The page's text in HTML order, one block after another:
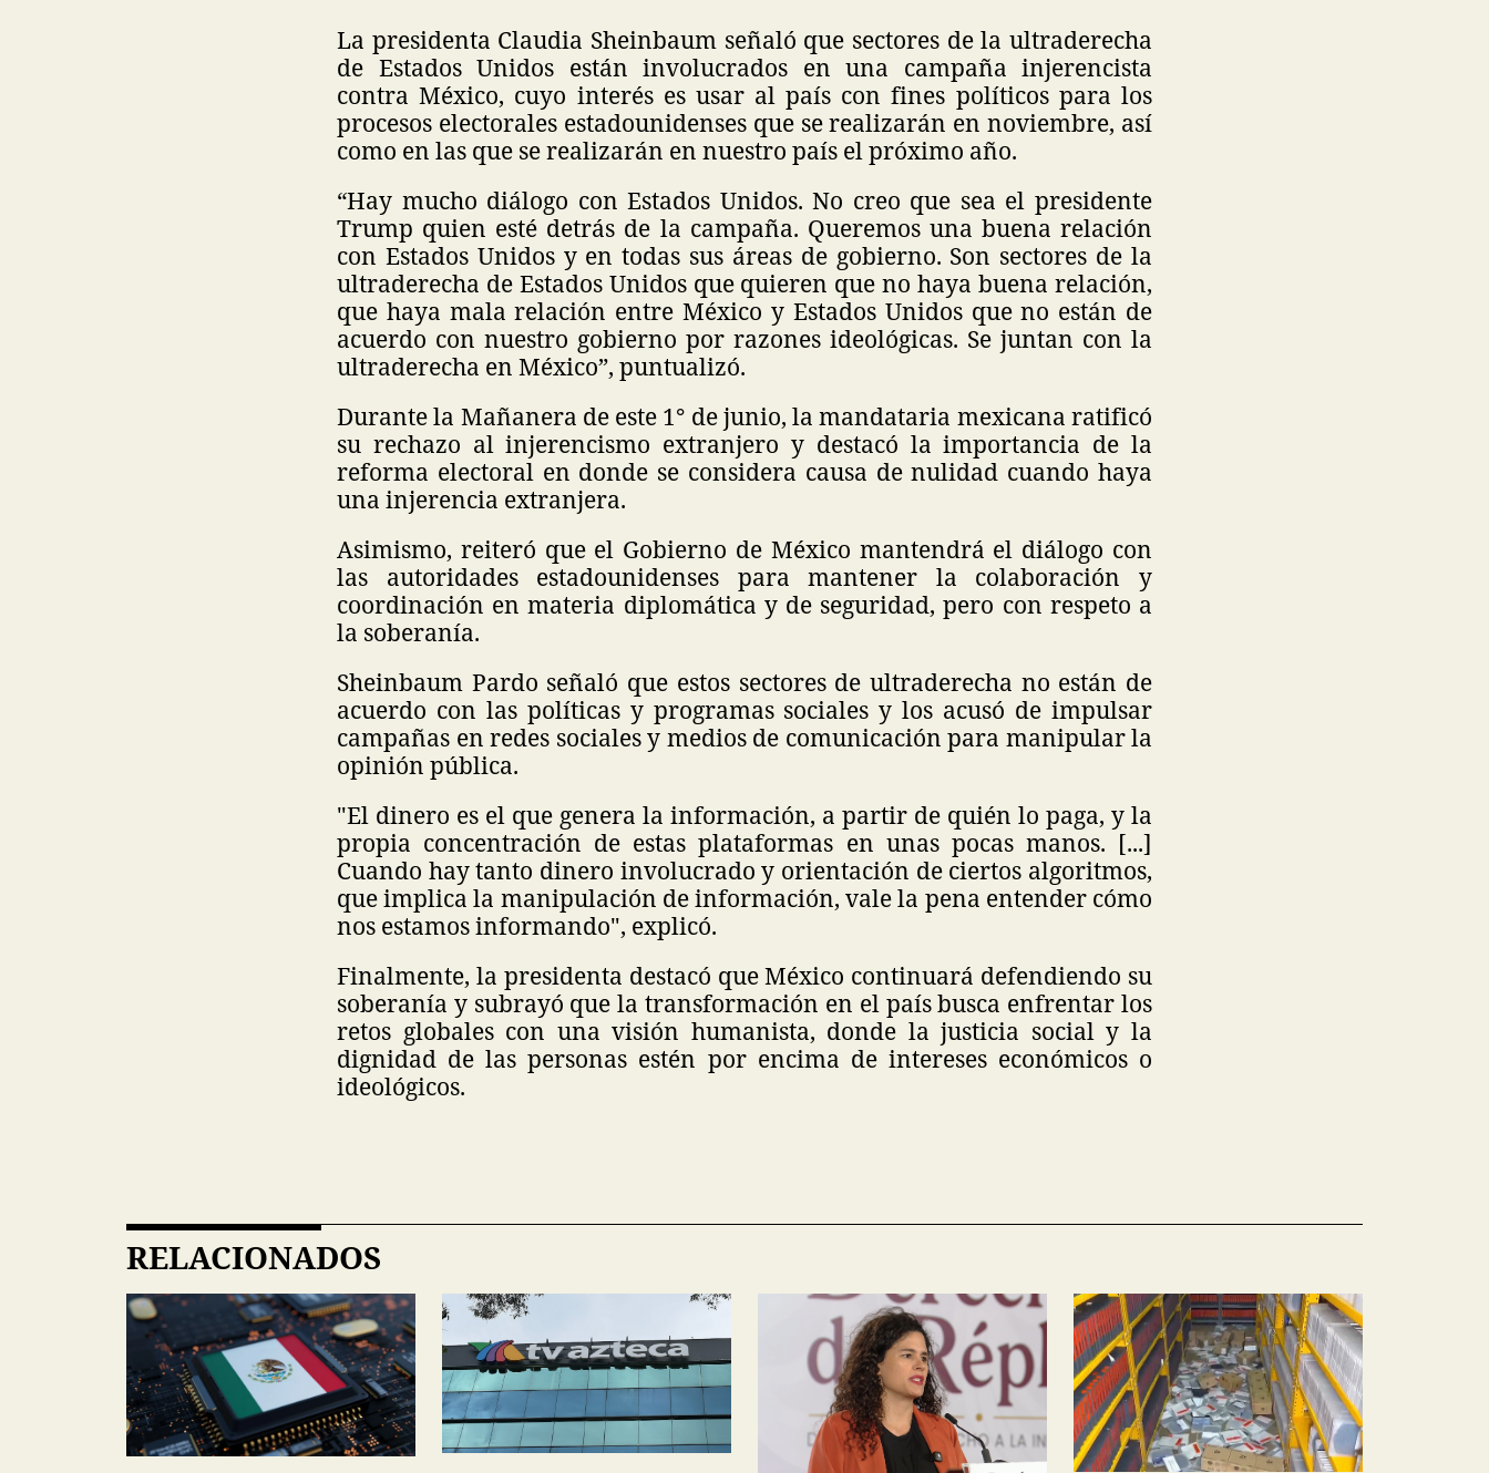
La presidenta Claudia Sheinbaum señaló que sectores de la ultraderecha
de Estados Unidos están involucrados en una campaña injerencista
contra México, cuyo interés es usar al país con fines políticos para los
procesos electorales estadounidenses que se realizarán en noviembre, así
como en las que se realizarán en nuestro país el próximo año.
“Hay mucho diálogo con Estados Unidos. No creo que sea el presidente
Trump quien esté detrás de la campaña. Queremos una buena relación
con Estados Unidos y en todas sus áreas de gobierno. Son sectores de la
ultraderecha de Estados Unidos que quieren que no haya buena relación,
que haya mala relación entre México y Estados Unidos que no están de
acuerdo con nuestro gobierno por razones ideológicas. Se juntan con la
ultraderecha en México”, puntualizó.
Durante la Mañanera de este 1° de junio, la mandataria mexicana ratificó
su rechazo al injerencismo extranjero y destacó la importancia de la
reforma electoral en donde se considera causa de nulidad cuando haya
una injerencia extranjera.
Asimismo, reiteró que el Gobierno de México mantendrá el diálogo con
las autoridades estadounidenses para mantener la colaboración y
coordinación en materia diplomática y de seguridad, pero con respeto a
la soberanía.
Sheinbaum Pardo señaló que estos sectores de ultraderecha no están de
acuerdo con las políticas y programas sociales y los acusó de impulsar
campañas en redes sociales y medios de comunicación para manipular la
opinión pública.
"El dinero es el que genera la información, a partir de quién lo paga, y la
propia concentración de estas plataformas en unas pocas manos. [...]
Cuando hay tanto dinero involucrado y orientación de ciertos algoritmos,
que implica la manipulación de información, vale la pena entender cómo
nos estamos informando", explicó.
Finalmente, la presidenta destacó que México continuará defendiendo su
soberanía y subrayó que la transformación en el país busca enfrentar los
retos globales con una visión humanista, donde la justicia social y la
dignidad de las personas estén por encima de intereses económicos o
ideológicos.
RELACIONADOS